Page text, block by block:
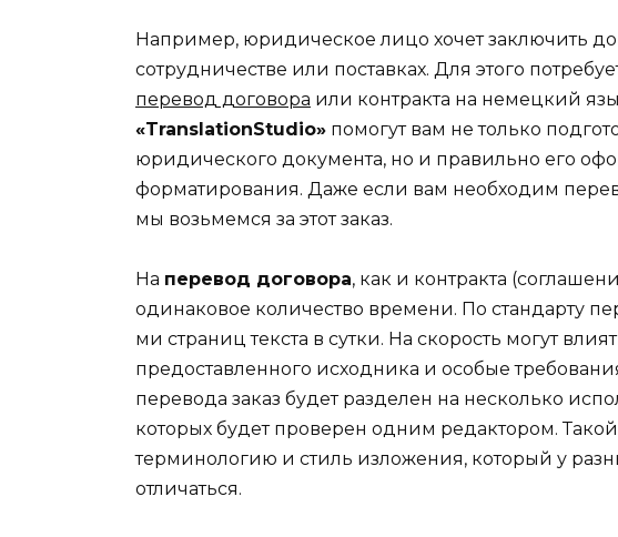
Например, юридическое лицо хочет заключить
сотрудничестве или поставках. Для этого
перевод договора или контракта на немецкий
«TranslationStudio» помогут вам не только
юридического документа, но и правильно его
форматирования. Даже если вам необходим
мы возьмемся за этот заказ.
На перевод договора, как и контракта
одинаковое количество времени. По стандарту
ми страниц текста в сутки. На скорость могут
предоставленного исходника и особые
перевода заказ будет разделен на несколько
которых будет проверен одним редактором.
терминологию и стиль изложения, который у
отличаться.